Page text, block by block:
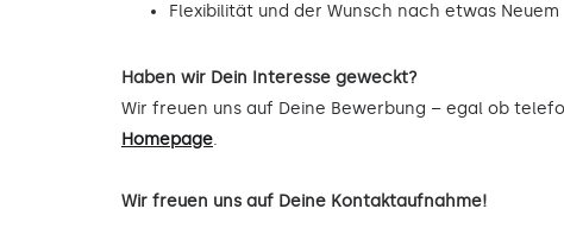
Flexibilität und der Wunsch nach etwas Neuem
Haben wir Dein Interesse geweckt?
Wir freuen uns auf Deine Bewerbung – egal ob
Homepage.
Wir freuen uns auf Deine Kontaktaufnahme!